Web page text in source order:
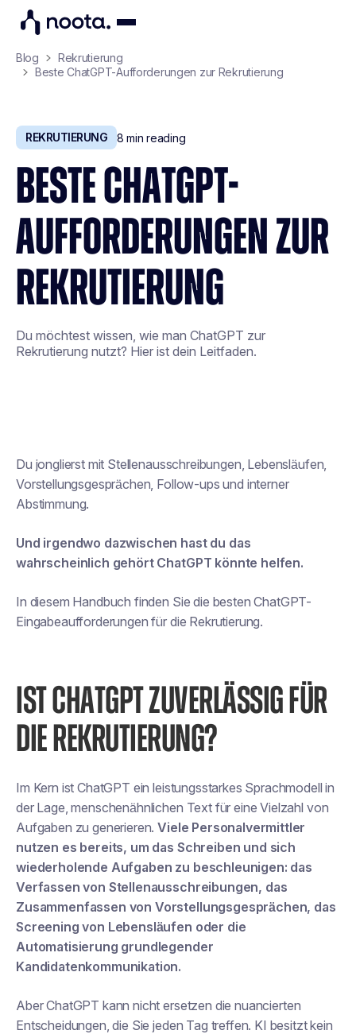
Blog
Rekrutierung
Beste ChatGPT-Aufforderungen zur Rekrutierung
REKRUTIERUNG 8 min reading
BESTE CHATGPT-
AUFFORDERUNGEN ZUR
REKRUTIERUNG
Du möchtest wissen, wie man ChatGPT zur
Rekrutierung nutzt? Hier ist dein Leitfaden.
Du jonglierst mit Stellenausschreibungen, Lebensläufen,
Vorstellungsgesprächen, Follow-ups und interner
Abstimmung.
Und irgendwo dazwischen hast du das
wahrscheinlich gehört ChatGPT könnte helfen.
In diesem Handbuch finden Sie die besten ChatGPT-
Eingabeaufforderungen für die Rekrutierung.
IST CHATGPT ZUVERLÄSSIG FÜR
DIE REKRUTIERUNG?
Im Kern ist ChatGPT ein leistungsstarkes Sprachmodell in
der Lage, menschenähnlichen Text für eine Vielzahl von
Aufgaben zu generieren.Viele Personalvermittler
nutzen es bereits, um das Schreiben und sich
wiederholende Aufgaben zu beschleunigen: das
Verfassen von Stellenausschreibungen, das
Zusammenfassen von Vorstellungsgesprächen, das
Screening von Lebensläufen oder die
Automatisierung grundlegender
Kandidatenkommunikation.
Aber ChatGPT kann nichtersetzen die nuancierten
Entscheidungen, die Sie jeden Tag treffen. KI besitzt kein